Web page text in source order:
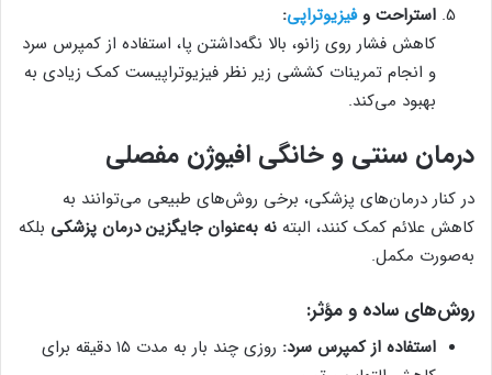
استراحت وفیزیوتراپی:
کاهش فشار روی زانو، بالا نگه‌داشتن پا، استفاده از کمپرس سرد
و انجام تمرینات کششی زیر نظر فیزیوتراپیست کمک زیادی به
بهبود می‌کند.
درمان سنتی و خانگی افیوژن مفصلی
در کنار درمان‌های پزشکی، برخی روش‌های طبیعی می‌توانند به
کاهش علائم کمک کنند، البته نه به‌عنوان جایگزین درمان پزشکی بلکه
به‌صورت مکمل.
روش‌های ساده و مؤثر:
استفاده از کمپرس سرد:
روزی چند بار به مدت ۱۵ دقیقه برای